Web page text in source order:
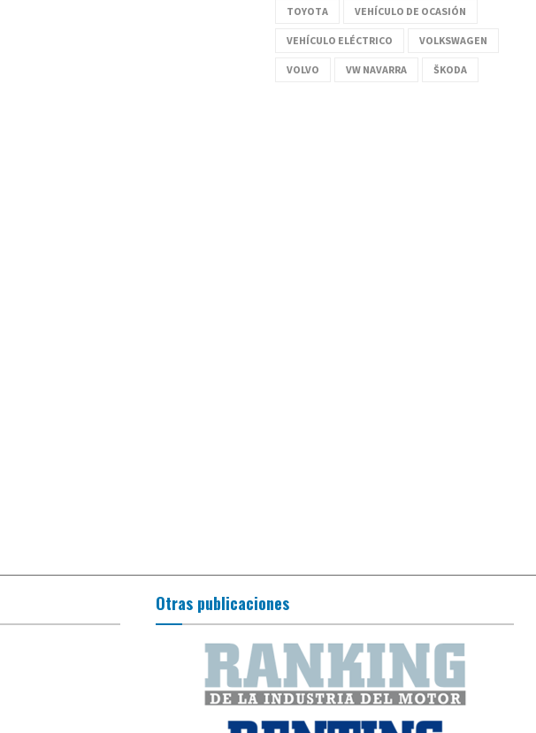
TOYOTA VEHÍCULO DE OCASIÓN
VEHÍCULO ELÉCTRICO VOLKSWAGEN
VOLVO VW NAVARRA ŠKODA
Otras publicaciones